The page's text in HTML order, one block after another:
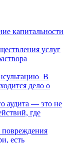
капитальности
услуг
В
дело о
аудита — это не
где
повреждения
есть